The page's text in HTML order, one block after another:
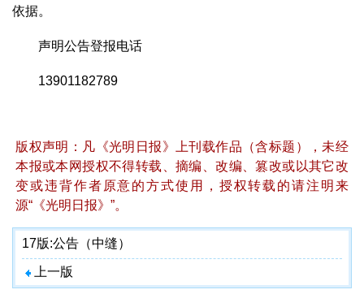
依据。
声明公告登报电话
13901182789
版权声明：凡《光明日报》上刊载作品（含标题），未经
本报或本网授权不得转载、摘编、改编、篡改或以其它改
变或违背作者原意的方式使用，授权转载的请注明来
源“《光明日报》”。
17版:公告（中缝）
上一版